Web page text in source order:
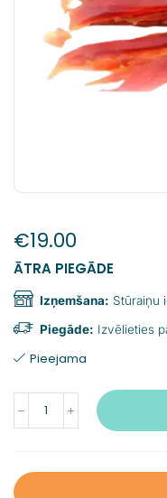
€19.00
ĀTRA PIEGĀDE
Izņemšana: Stūraiņu
Piegāde: Izvēlieties
Pieejama